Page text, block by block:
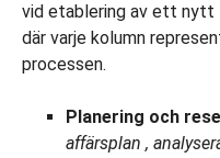
vid etablering av ett nytt
där varje kolumn
processen.
Planering och
affärsplan ,